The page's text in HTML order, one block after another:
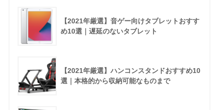
【2021年厳選】音ゲー向けタブレットおすす
め10選｜遅延のないタブレット
【2021年厳選】ハンコンスタンドおすすめ10
選｜本格的から収納可能なものまで